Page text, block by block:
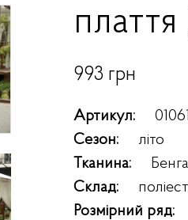
993 грн
Артикул:
Сезон:
літо
Тканина:
Склад:
Розмірний ряд: